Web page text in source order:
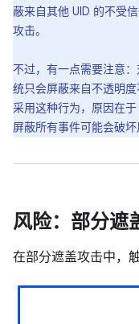
蔽来自其他 UID 的不受
攻击。
不过，有一点需要注意
统只会屏蔽来自不透明
采用这种行为，原因在
屏蔽所有事件可能会破坏
风险：部分遮
在部分遮盖攻击中，